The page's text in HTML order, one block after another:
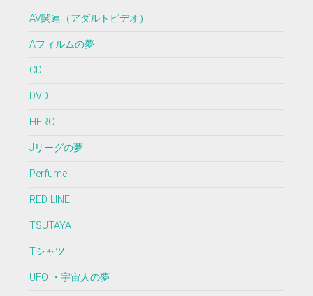
AV関連（アダルトビデオ）
Aフィルムの夢
CD
DVD
HERO
Jリーグの夢
Perfume
RED LINE
TSUTAYA
Tシャツ
UFO ・宇宙人の夢